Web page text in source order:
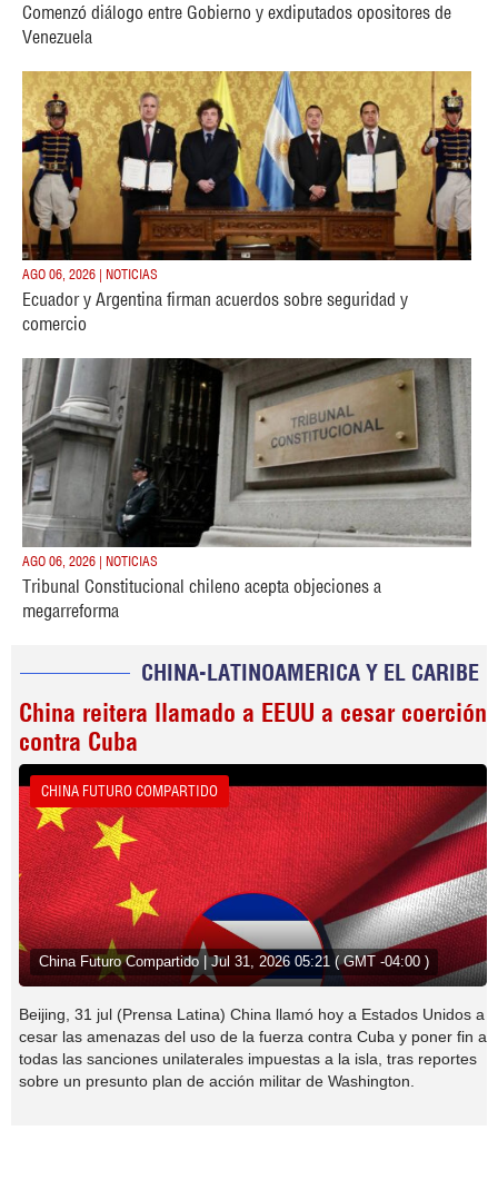
Comenzó diálogo entre Gobierno y exdiputados opositores de
Venezuela
AGO 06, 2026 | NOTICIAS
Ecuador y Argentina firman acuerdos sobre seguridad y
comercio
AGO 06, 2026 | NOTICIAS
Tribunal Constitucional chileno acepta objeciones a
megarreforma
CHINA-LATINOAMERICA Y EL CARIBE
China reitera llamado a EEUU a cesar coerción
contra Cuba
CHINA FUTURO COMPARTIDO
China Futuro Compartido | Jul 31, 2026 05:21 ( GMT -04:00 )
Beijing, 31 jul (Prensa Latina) China llamó hoy a Estados Unidos a
cesar las amenazas del uso de la fuerza contra Cuba y poner fin a
todas las sanciones unilaterales impuestas a la isla, tras reportes
sobre un presunto plan de acción militar de Washington.